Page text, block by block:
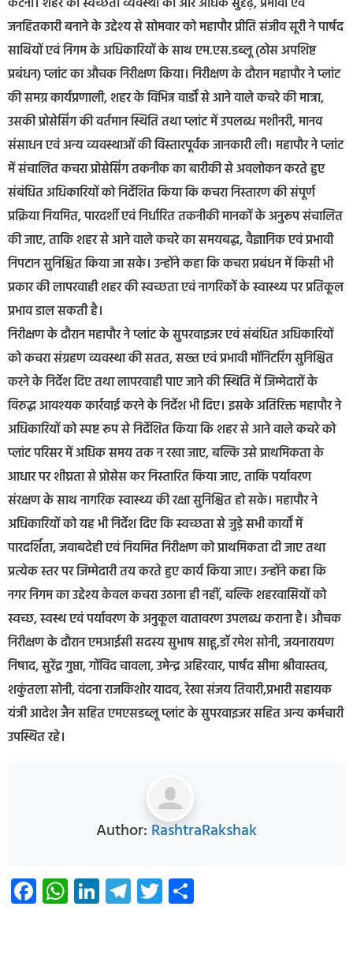
कटनी। शहर की स्वच्छता व्यवस्था को और अधिक सुदृढ़, प्रभावी एवं
जनहितकारी बनाने के उद्देश्य से सोमवार को महापौर प्रीति संजीव सूरी ने पार्षद
साथियों एवं निगम के अधिकारियों के साथ एम.एस.डब्लू (ठोस अपशिष्ट
प्रबंधन) प्लांट का औचक निरीक्षण किया। निरीक्षण के दौरान महापौर ने प्लांट
की समग्र कार्यप्रणाली, शहर के विभिन्न वार्डों से आने वाले कचरे की मात्रा,
उसकी प्रोसेसिंग की वर्तमान स्थिति तथा प्लांट में उपलब्ध मशीनरी, मानव
संसाधन एवं अन्य व्यवस्थाओं की विस्तारपूर्वक जानकारी ली। महापौर ने प्लांट
में संचालित कचरा प्रोसेसिंग तकनीक का बारीकी से अवलोकन करते हुए
संबंधित अधिकारियों को निर्देशित किया कि कचरा निस्तारण की संपूर्ण
प्रक्रिया नियमित, पारदर्शी एवं निर्धारित तकनीकी मानकों के अनुरूप संचालित
की जाए, ताकि शहर से आने वाले कचरे का समयबद्ध, वैज्ञानिक एवं प्रभावी
निपटान सुनिश्चित किया जा सके। उन्होंने कहा कि कचरा प्रबंधन में किसी भी
प्रकार की लापरवाही शहर की स्वच्छता एवं नागरिकों के स्वास्थ्य पर प्रतिकूल
प्रभाव डाल सकती है।
निरीक्षण के दौरान महापौर ने प्लांट के सुपरवाइजर एवं संबंधित अधिकारियों
को कचरा संग्रहण व्यवस्था की सतत, सख्त एवं प्रभावी मॉनिटरिंग सुनिश्चित
करने के निर्देश दिए तथा लापरवाही पाए जाने की स्थिति में जिम्मेदारों के
विरुद्ध आवश्यक कार्रवाई करने के निर्देश भी दिए। इसके अतिरिक्त महापौर ने
अधिकारियों को स्पष्ट रूप से निर्देशित किया कि शहर से आने वाले कचरे को
प्लांट परिसर में अधिक समय तक न रखा जाए, बल्कि उसे प्राथमिकता के
आधार पर शीघ्रता से प्रोसेस कर निस्तारित किया जाए, ताकि पर्यावरण
संरक्षण के साथ नागरिक स्वास्थ्य की रक्षा सुनिश्चित हो सके। महापौर ने
अधिकारियों को यह भी निर्देश दिए कि स्वच्छता से जुड़े सभी कार्यों में
पारदर्शिता, जवाबदेही एवं नियमित निरीक्षण को प्राथमिकता दी जाए तथा
प्रत्येक स्तर पर जिम्मेदारी तय करते हुए कार्य किया जाए। उन्होंने कहा कि
नगर निगम का उद्देश्य केवल कचरा उठाना ही नहीं, बल्कि शहरवासियों को
स्वच्छ, स्वस्थ एवं पर्यावरण के अनुकूल वातावरण उपलब्ध कराना है। औचक
निरीक्षण के दौरान एमआईसी सदस्य सुभाष साहू,डॉ रमेश सोनी, जयनारायण
निषाद, सुरेंद्र गुप्ता, गोंविद चावला, उमेन्द्र अहिरवार, पार्षद सीमा श्रीवास्तव,
शकुंतला सोनी, वंदना राजकिशोर यादव, रेखा संजय तिवारी,प्रभारी सहायक
यंत्री आदेश जैन सहित एमएसडब्लू प्लांट के सुपरवाइजर सहित अन्य कर्मचारी
उपस्थित रहे।
Author: RashtraRakshak
Facebook
WhatsApp
LinkedIn
Telegram
Twitter